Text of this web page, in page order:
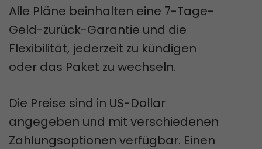
Alle Pläne beinhalten eine 7-Tage-
Geld-zurück-Garantie und die
Flexibilität, jederzeit zu kündigen
oder das Paket zu wechseln.
Die Preise sind in US-Dollar
angegeben und mit verschiedenen
Zahlungsoptionen verfügbar. Einen